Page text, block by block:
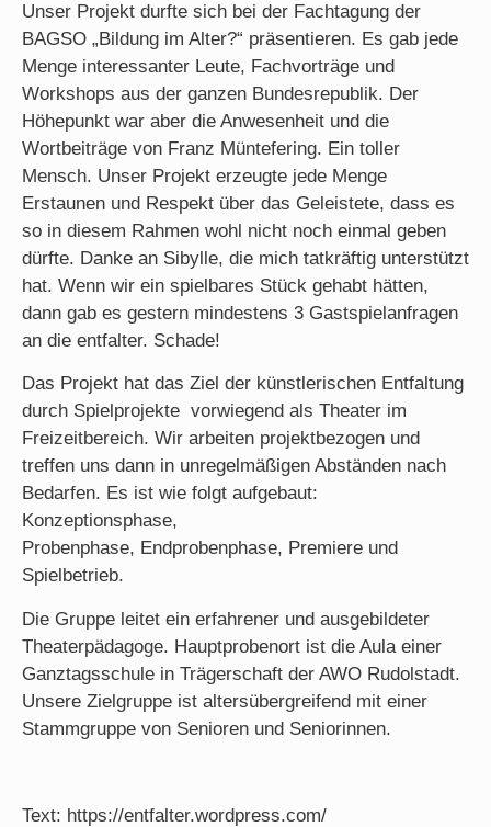
Unser Projekt durfte sich bei der Fachtagung der
BAGSO „Bildung im Alter?“ präsentieren. Es gab jede
Menge interessanter Leute, Fachvorträge und
Workshops aus der ganzen Bundesrepublik. Der
Höhepunkt war aber die Anwesenheit und die
Wortbeiträge von Franz Müntefering. Ein toller
Mensch. Unser Projekt erzeugte jede Menge
Erstaunen und Respekt über das Geleistete, dass es
so in diesem Rahmen wohl nicht noch einmal geben
dürfte. Danke an Sibylle, die mich tatkräftig unterstützt
hat. Wenn wir ein spielbares Stück gehabt hätten,
dann gab es gestern mindestens 3 Gastspielanfragen
an die entfalter. Schade!
Das Projekt hat das Ziel der künstlerischen Entfaltung
durch Spielprojekte vorwiegend als Theater im
Freizeitbereich. Wir arbeiten projektbezogen und
treffen uns dann in unregelmäßigen Abständen nach
Bedarfen. Es ist wie folgt aufgebaut:
Konzeptionsphase,
Probenphase, Endprobenphase, Premiere und
Spielbetrieb.
Die Gruppe leitet ein erfahrener und ausgebildeter
Theaterpädagoge. Hauptprobenort ist die Aula einer
Ganztagsschule in Trägerschaft der AWO Rudolstadt.
Unsere Zielgruppe ist altersübergreifend mit einer
Stammgruppe von Senioren und Seniorinnen.
Text: https://entfalter.wordpress.com/